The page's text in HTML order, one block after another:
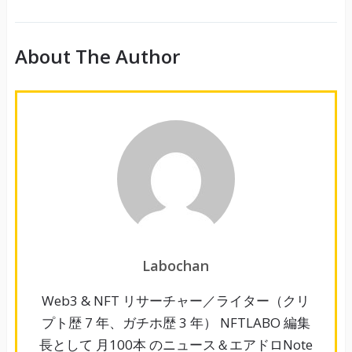
About The Author
Labochan
Web3 & NFT リサーチャー／ライター（クリ
プト歴 7 年、ガチホ歴 3 年） NFTLABO 編集
長として 月100本 のニュース＆エアドロNote